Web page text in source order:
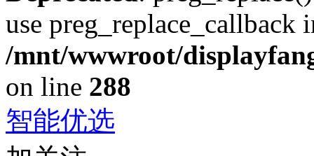
use preg_replace_callback
/mnt/wwwroot/
on line 288
智能优选